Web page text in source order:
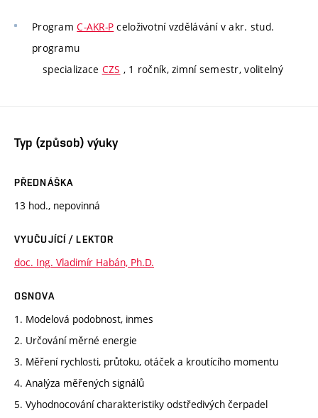
ProgramC-AKR-P celoživotní vzdělávání v akr. stud.
programu
specializace CZS , 1 ročník, zimní semestr, volitelný
Typ (způsob) výuky
PŘEDNÁŠKA
13 hod., nepovinná
VYUČUJÍCÍ / LEKTOR
doc. Ing. Vladimír Habán, Ph.D.
OSNOVA
1. Modelová podobnost, inmes
2. Určování měrné energie
3. Měření rychlosti, průtoku, otáček a kroutícího momentu
4. Analýza měřených signálů
5. Vyhodnocování charakteristiky odstředivých čerpadel